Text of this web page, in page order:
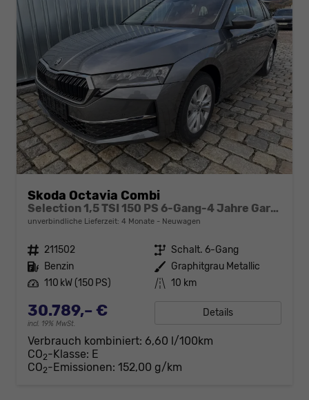
Skoda Octavia Combi
Selection 1,5 TSI 150 PS 6-Gang-4 Jahre Garantie-Anhängerkupplung schwenkbar-PDC vorne und hinten-Sitzheizung-Smart Link
unverbindliche Lieferzeit: 4 Monate Neuwagen
Fahrzeugnr. 211502 Getriebe Schalt. 6-Gang
Kraftstoff Benzin Außenfarbe Graphitgrau Metallic
Leistung 110 kW (150 PS) Kilometerstand 10 km
30.789,– €
incl. 19% MwSt.
Details
Verbrauch kombiniert: 6,60 l/100km
CO2-Klasse: E
CO2-Emissionen: 152,00 g/km